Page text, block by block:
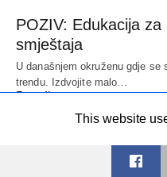
POZIV: Edukacija
smještaja
U današnjem okruženu gdje
trendu. Izdvojite malo…
5 godina ago
This website